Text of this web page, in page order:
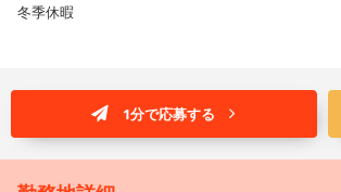
冬季休暇
1分で応募する